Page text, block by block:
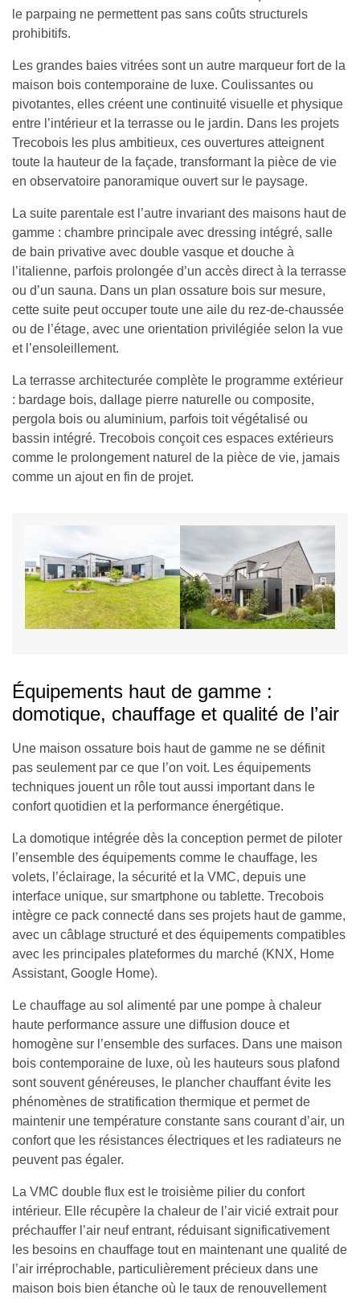
le parpaing ne permettent pas sans coûts structurels
prohibitifs.
Les grandes baies vitrées sont un autre marqueur fort de la
maison bois contemporaine de luxe. Coulissantes ou
pivotantes, elles créent une continuité visuelle et physique
entre l’intérieur et la terrasse ou le jardin. Dans les projets
Trecobois les plus ambitieux, ces ouvertures atteignent
toute la hauteur de la façade, transformant la pièce de vie
en observatoire panoramique ouvert sur le paysage.
La suite parentale est l’autre invariant des maisons haut de
gamme : chambre principale avec dressing intégré, salle
de bain privative avec double vasque et douche à
l’italienne, parfois prolongée d’un accès direct à la terrasse
ou d’un sauna. Dans un plan ossature bois sur mesure,
cette suite peut occuper toute une aile du rez-de-chaussée
ou de l’étage, avec une orientation privilégiée selon la vue
et l’ensoleillement.
La terrasse architecturée complète le programme extérieur
: bardage bois, dallage pierre naturelle ou composite,
pergola bois ou aluminium, parfois toit végétalisé ou
bassin intégré. Trecobois conçoit ces espaces extérieurs
comme le prolongement naturel de la pièce de vie, jamais
comme un ajout en fin de projet.
Équipements haut de gamme :
domotique, chauffage et qualité de l’air
Une maison ossature bois haut de gamme ne se définit
pas seulement par ce que l’on voit. Les équipements
techniques jouent un rôle tout aussi important dans le
confort quotidien et la performance énergétique.
La domotique intégrée dès la conception permet de piloter
l’ensemble des équipements comme le chauffage, les
volets, l’éclairage, la sécurité et la VMC, depuis une
interface unique, sur smartphone ou tablette. Trecobois
intègre ce pack connecté dans ses projets haut de gamme,
avec un câblage structuré et des équipements compatibles
avec les principales plateformes du marché (KNX, Home
Assistant, Google Home).
Le chauffage au sol alimenté par une pompe à chaleur
haute performance assure une diffusion douce et
homogène sur l’ensemble des surfaces. Dans une maison
bois contemporaine de luxe, où les hauteurs sous plafond
sont souvent généreuses, le plancher chauffant évite les
phénomènes de stratification thermique et permet de
maintenir une température constante sans courant d’air, un
confort que les résistances électriques et les radiateurs ne
peuvent pas égaler.
La VMC double flux est le troisième pilier du confort
intérieur. Elle récupère la chaleur de l’air vicié extrait pour
préchauffer l’air neuf entrant, réduisant significativement
les besoins en chauffage tout en maintenant une qualité de
l’air irréprochable, particulièrement précieux dans une
maison bois bien étanche où le taux de renouvellement